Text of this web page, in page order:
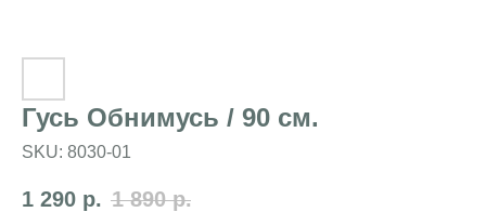
Гусь Обнимусь / 90 см.
SKU: 8030-01
1 290 р. 1 890 р.